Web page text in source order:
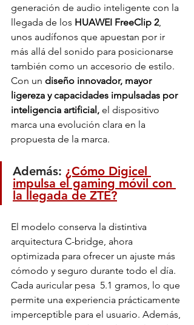
generación de audio inteligente con la
llegada de los HUAWEI FreeClip 2,
unos audífonos que apuestan por ir
más allá del sonido para posicionarse
también como un accesorio de estilo.
Con un diseño innovador, mayor
ligereza y capacidades impulsadas por
inteligencia artificial, el dispositivo
marca una evolución clara en la
propuesta de la marca.
Además: ¿Cómo Digicel
impulsa el gaming móvil con
la llegada de ZTE?
El modelo conserva la distintiva
arquitectura C-bridge, ahora
optimizada para ofrecer un ajuste más
cómodo y seguro durante todo el día.
Cada auricular pesa  5.1 gramos, lo que
permite una experiencia prácticamente
imperceptible para el usuario. Además,